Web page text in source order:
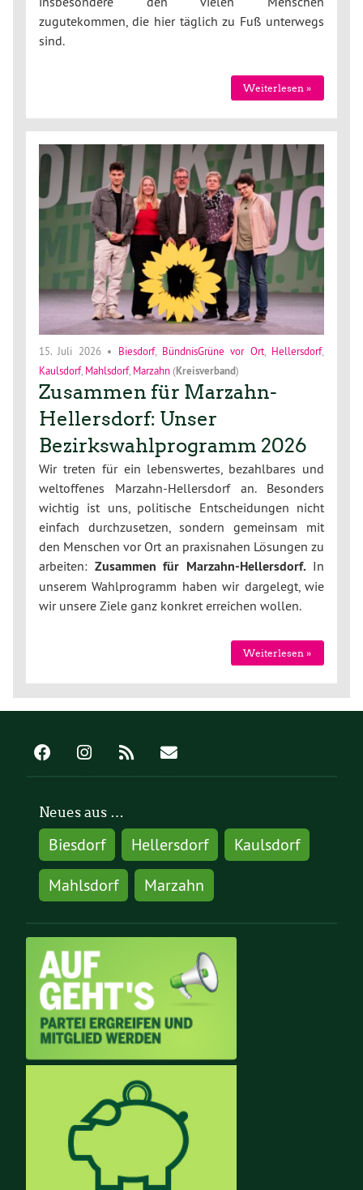
zugutekommen, die hier täglich zu Fuß unterwegs
sind.
Weiterlesen »
15. Juli 2026• Biesdorf, BündnisGrüne vor Ort, Hellersdorf,
Kaulsdorf, Mahlsdorf, Marzahn (Kreisverband)
Zusammen für Marzahn-
Hellersdorf: Unser
Bezirkswahlprogramm 2026
Wir treten für ein lebenswertes, bezahlbares und
weltoffenes Marzahn-Hellersdorf an. Besonders
wichtig ist uns, politische Entscheidungen nicht
einfach durchzusetzen, sondern gemeinsam mit
den Menschen vor Ort an praxisnahen Lösungen zu
arbeiten: Zusammen für Marzahn-Hellersdorf.In
unserem Wahlprogramm haben wir dargelegt, wie
wir unsere Ziele ganz konkret erreichen wollen.
Weiterlesen »
Neues aus …
Biesdorf Hellersdorf
Kaulsdorf
Mahlsdorf
Marzahn